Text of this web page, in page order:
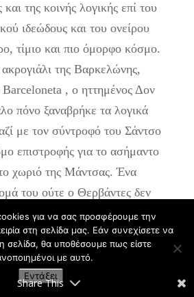
της κοινής λογικής επί του
ιδεώδους και του ονείρου
τίμιο και πιο όμορφο κόσμο.
της Βαρκελώνης,
, ο ηττημένος Δον
πόνο ξαναβρήκε τα λογικά
με τον σύντροφό του Σάντσο
επιστροφής για το ασήμαντο
χωριό της Μάντσας. Ένα
του ούτε ο Θερβάντες δεν
[13]. Ο Δον Κιχότης έγινε πάλι
Κιχάνο, αποκήρυξε την
της πλανόδιας
είχαν πάρει τα μυαλά» και
Share This
για να σας προσφέρουμε την
στη σελίδα μας. Εάν συνεχίσετε να
σελίδα, θα υποθέσουμε πως είστε
με αυτό.
Εντάξει